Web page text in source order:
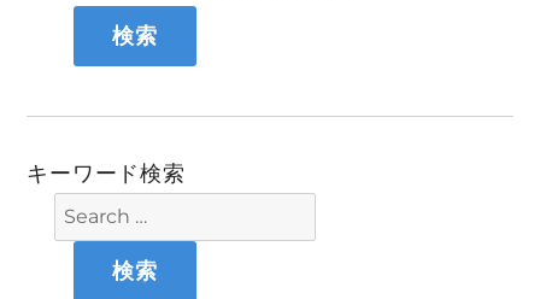
キーワード検索